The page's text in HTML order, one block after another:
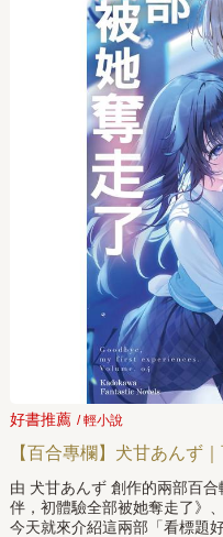
好書推薦 / 輕小說
【百合專欄】犬甘あんず
由 犬甘あんず 創作的兩部百
伴，初體驗全部被她奪走了》
今天就來介紹這兩部「看標題